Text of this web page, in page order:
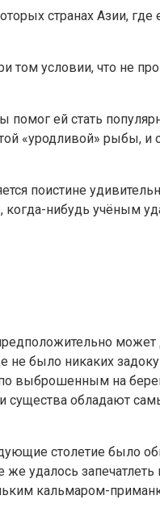
странах Азии,
том условии, что не
помог ей стать
«уродливой» рыбы,
поистине
нибудь учёным
не было никаких
выброшенным на
существа обладают
столетие было
же удалось
кальмаром-